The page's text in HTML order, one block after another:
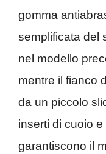
gomma
semplificata del
nel modello
mentre il fianco
da un piccolo
inserti di cuoio
garantiscono il